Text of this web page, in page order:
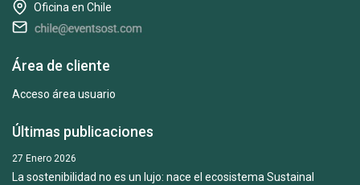
Oficina en Chile
Área de cliente
Acceso área usuario
Últimas publicaciones
27 Enero 2026
La sostenibilidad no es un lujo: nace el ecosistema Sustainal